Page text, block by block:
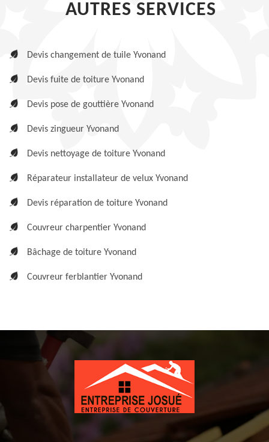
AUTRES SERVICES
Devis changement de tuile Yvonand
Devis fuite de toiture Yvonand
Devis pose de gouttière Yvonand
Devis zingueur Yvonand
Devis nettoyage de toiture Yvonand
Réparateur installateur de velux Yvonand
Devis réparation de toiture Yvonand
Couvreur charpentier Yvonand
Bâchage de toiture Yvonand
Couvreur ferblantier Yvonand